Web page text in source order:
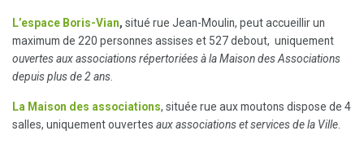
L’espace Boris-Vian, situé rue Jean-Moulin, peut accueillir un
maximum de 220 personnes assises et 527 debout, uniquement
ouvertes aux associations répertoriées à la Maison des Associations
depuis plus de 2 ans.
La Maison des associations, située rue aux moutons dispose de 4
salles, uniquement ouvertes aux associations et services de la Ville